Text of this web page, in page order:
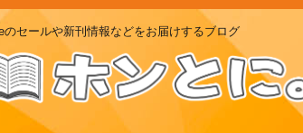
のセールや新刊情報などをお届けするブログ